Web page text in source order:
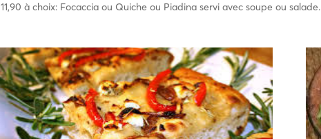
11,90 à choix: Focaccia ou Quiche ou Piadina servi avec soupe ou salade.